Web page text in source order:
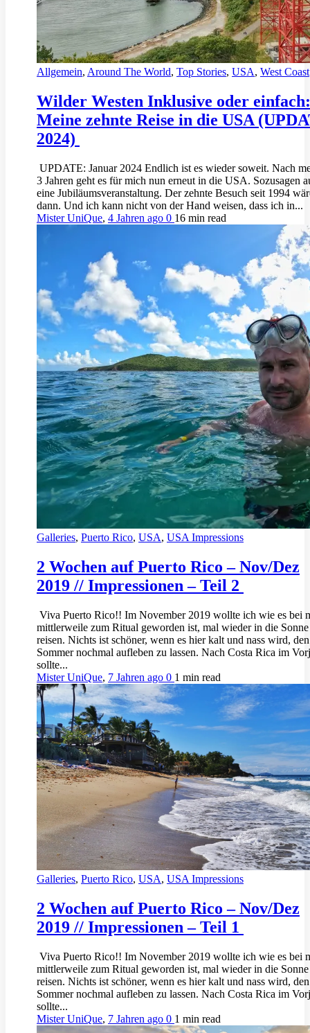
Allgemein, Around The World, Top Stories, USA, West Coast
Wilder Westen Inklusive oder einfach:
Meine zehnte Reise in die USA
2024)
UPDATE: Januar 2024 Endlich ist es wieder soweit. Nach
3 Jahren geht es für mich nun erneut in die USA. Sozusagen
eine Jubiläumsveranstaltung. Der zehnte Besuch seit 1994
dann. Und ich kann nicht von der Hand weisen, dass ich in...
Mister UniQue, 4 Jahren ago 0 16 min read
Galleries, Puerto Rico, USA, USA Impressions
2 Wochen auf Puerto Rico – Nov/Dez
2019 // Impressionen – Teil 2
Viva Puerto Rico!! Im November 2019 wollte ich wie es bei
mittlerweile zum Ritual geworden ist, mal wieder in die Sonne
reisen. Nichts ist schöner, wenn es hier kalt und nass wird, den
Sommer nochmal aufleben zu lassen. Nach Costa Rica im
sollte...
Mister UniQue, 7 Jahren ago 0 1 min read
Galleries, Puerto Rico, USA, USA Impressions
2 Wochen auf Puerto Rico – Nov/Dez
2019 // Impressionen – Teil 1
Viva Puerto Rico!! Im November 2019 wollte ich wie es bei
mittlerweile zum Ritual geworden ist, mal wieder in die Sonne
reisen. Nichts ist schöner, wenn es hier kalt und nass wird, den
Sommer nochmal aufleben zu lassen. Nach Costa Rica im
sollte...
Mister UniQue, 7 Jahren ago 0 1 min read